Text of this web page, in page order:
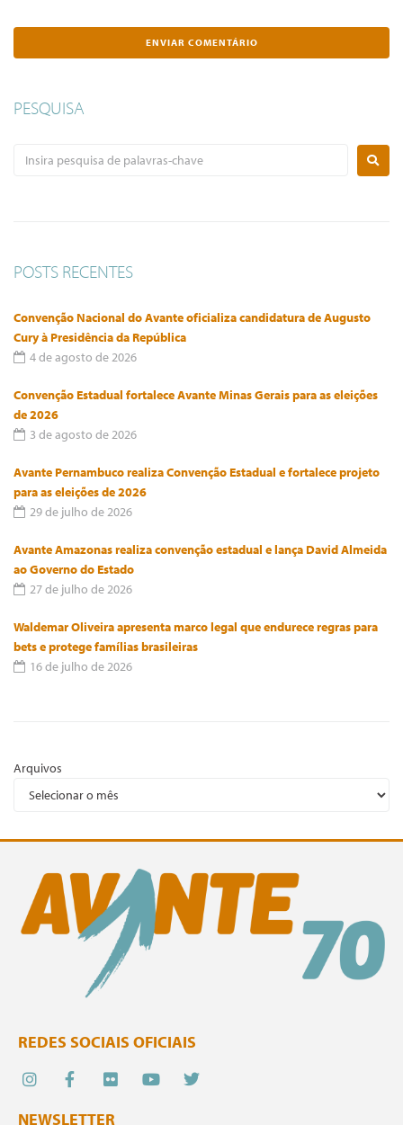
PESQUISA
POSTS RECENTES
Convenção Nacional do Avante oficializa candidatura de Augusto
Cury à Presidência da República
4 de agosto de 2026
Convenção Estadual fortalece Avante Minas Gerais para as eleições
de 2026
3 de agosto de 2026
Avante Pernambuco realiza Convenção Estadual e fortalece projeto
para as eleições de 2026
29 de julho de 2026
Avante Amazonas realiza convenção estadual e lança David Almeida
ao Governo do Estado
27 de julho de 2026
Waldemar Oliveira apresenta marco legal que endurece regras para
bets e protege famílias brasileiras
16 de julho de 2026
Arquivos
REDES SOCIAIS OFICIAIS
NEWSLETTER